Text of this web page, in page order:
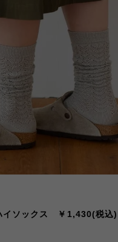
イソックス ￥1,430(税込)